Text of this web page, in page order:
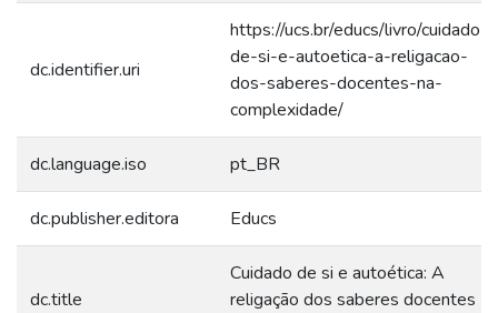
dc.identifier.uri
https://ucs.br/educs/livro/cuidado-
de-si-e-autoetica-a-religacao-
dos-saberes-docentes-na-
complexidade/
dc.language.iso pt_BR
dc.publisher.editora Educs
dc.title
Cuidado de si e autoética: A
religação dos saberes docentes